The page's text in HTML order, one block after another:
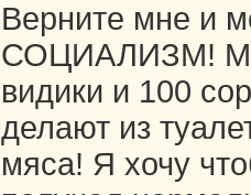
Верните мне и
СОЦИАЛИЗМ!
видики и 100
делают из
мяса! Я хочу